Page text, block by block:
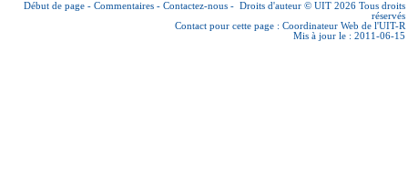
Début de page - Commentaires - Contactez-nous - Droits d'auteur © UIT 2026 Tous droits
réservés
Contact pour cette page : Coordinateur Web de l'UIT-R
Mis à jour le : 2011-06-15